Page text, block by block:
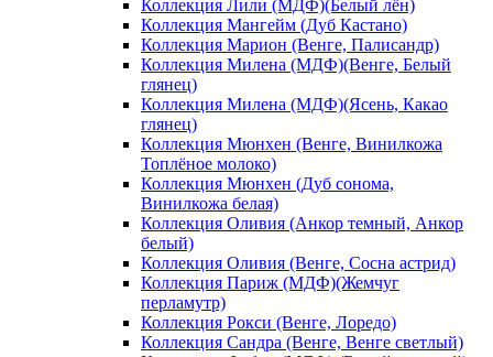
Коллекция Лили (МДФ)(Белый лён)
Коллекция Мангейм (Дуб Кастано)
Коллекция Марион (Венге, Палисандр)
Коллекция Милена (МДФ)(Венге, Белый
глянец)
Коллекция Милена (МДФ)(Ясень, Какао
глянец)
Коллекция Мюнхен (Венге, Винилкожа
Топлёное молоко)
Коллекция Мюнхен (Дуб сонома,
Винилкожа белая)
Коллекция Оливия (Анкор темный, Анкор
белый)
Коллекция Оливия (Венге, Сосна астрид)
Коллекция Париж (МДФ)(Жемчуг
перламутр)
Коллекция Рокси (Венге, Лоредо)
Коллекция Сандра (Венге, Венге светлый)